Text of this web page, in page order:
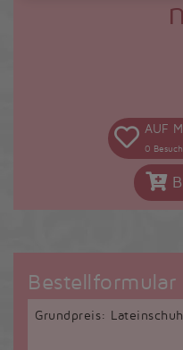
AUF
0
Bestellformular
Grundpreis: